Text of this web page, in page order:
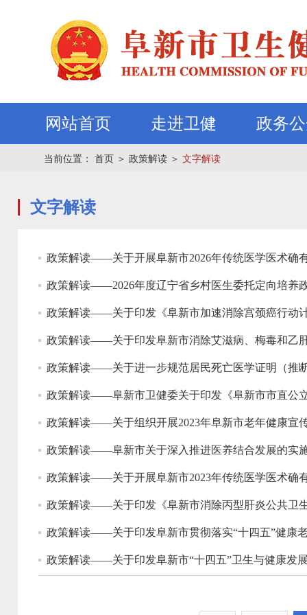
网站首页 走进卫健 政务
当前位置： 首页 ＞ 政策解读 ＞ 文字解读
文字解读
政策解读——关于开展阜新市2026年传统医学医术确
政策解读——2026年度辽宁省乡村医生委托定向培养
政策解读——关于印发《阜新市加速消除宫颈癌行动
政策解读——关于印发阜新市消除艾滋病、梅毒和乙
政策解读——关于进一步规范居民死亡医学证明（推
政策解读——阜新市卫健委关于印发《阜新市市直公
政策解读——关于组织开展2023年阜新市老年健康宣
政策解读——阜新市关于深入推进医养结合发展的实
政策解读——关于开展阜新市2023年传统医学医术确
政策解读——关于印发《阜新市消除丙型肝炎公共卫
政策解读——关于印发阜新市贯彻落实“十四五”健康
政策解读——关于印发阜新市“十四五”卫生与健康发